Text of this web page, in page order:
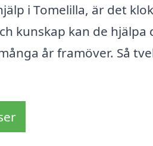
i Tomelilla, är det
kunskap kan de hjälpa
år framöver. Så